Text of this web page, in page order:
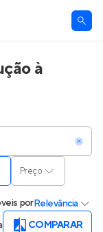
à
Preço
porRelevância
COMPARAR